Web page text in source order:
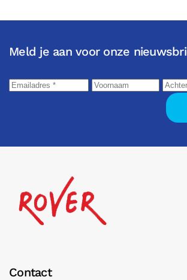
Meld je aan voor onze
Contact